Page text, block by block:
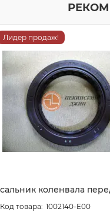
Лидер продаж!
сальник коленвала
1002140-E00